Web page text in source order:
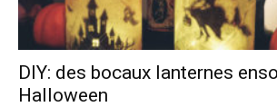
DIY: des bocaux lanternes
Halloween